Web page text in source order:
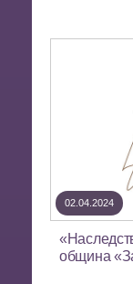
02.04.2024
община